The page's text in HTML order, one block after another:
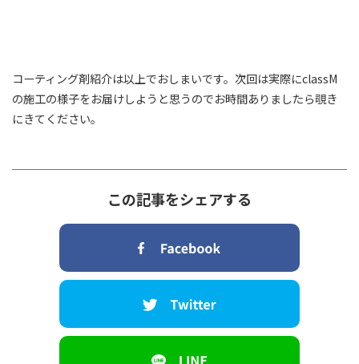
コーティング剤紹介は以上でおしまいです。次回は実際にclassM
の施工の様子をお届けしようと思うのでお時間ありましたら覗き
にきてください。
この記事をシェアする